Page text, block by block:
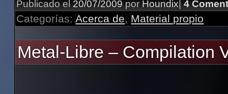
Mascota #2
Código para copiar y pegar:
<a href="http://metal-
metaleras, que sé que os
NEGRO Y ROJO
Publicado el 20/07/2009 por Houndix| 4
Categorías:Acerca de, Material propio
Metal-Libre – Compilation